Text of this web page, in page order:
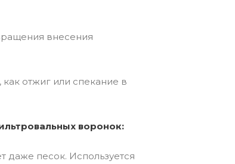
внесения
отжиг или спекание в
воронок:
даже песок. Используется